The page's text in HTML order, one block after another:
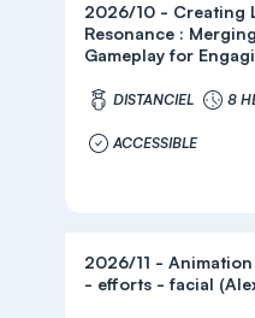
2026/10 - Creating
Resonance :
Gameplay for
DISTANCIEL 8
ACCESSIBLE
2026/11 -
-